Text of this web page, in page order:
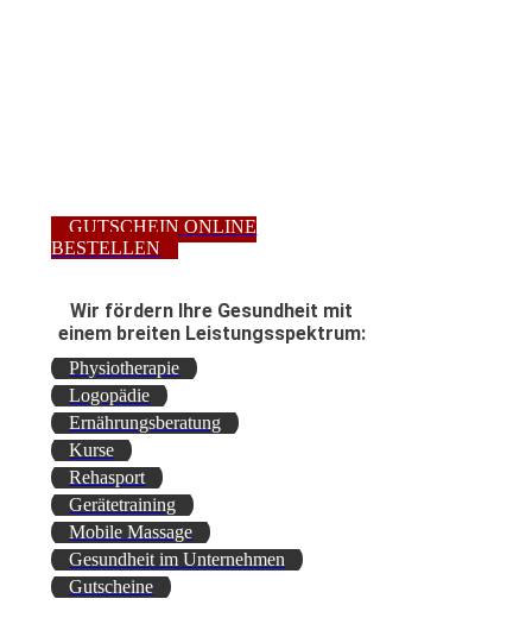
GUTSCHEIN ONLINE
BESTELLEN
Wir fördern Ihre Gesundheit mit
einem breiten Leistungsspektrum:
Physiotherapie
Logopädie
Ernährungsberatung
Kurse
Rehasport
Gerätetraining
Mobile Massage
Gesundheit im Unternehmen
Gutscheine